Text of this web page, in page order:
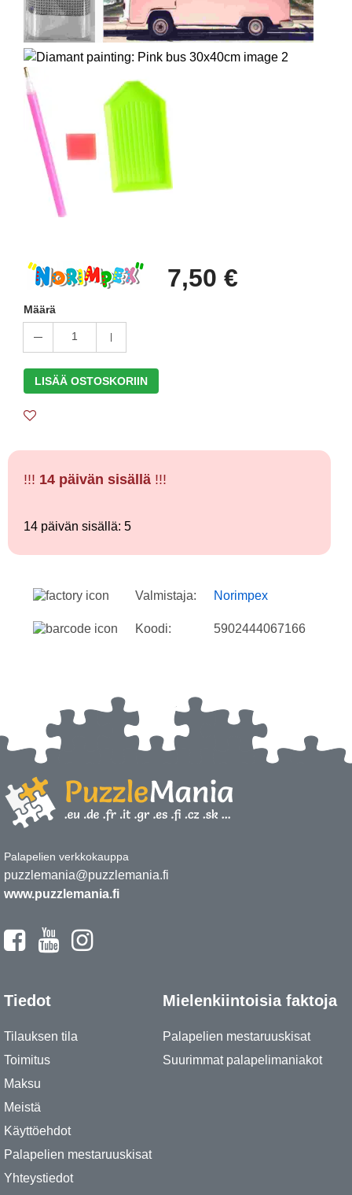
7,50 €
Määrä
1
LISÄÄ OSTOSKORIIN
!!! 14 päivän sisällä !!!
14 päivän sisällä: 5
Valmistaja: Norimpex
Koodi: 5902444067166
Palapelien verkkokauppa
puzzlemania@puzzlemania.fi
www.puzzlemania.fi
Tiedot
Tilauksen tila
Toimitus
Maksu
Meistä
Käyttöehdot
Palapelien mestaruuskisat
Yhteystiedot
Mielenkiintoisia faktoja
Palapelien mestaruuskisat
Suurimmat palapelimaniakot